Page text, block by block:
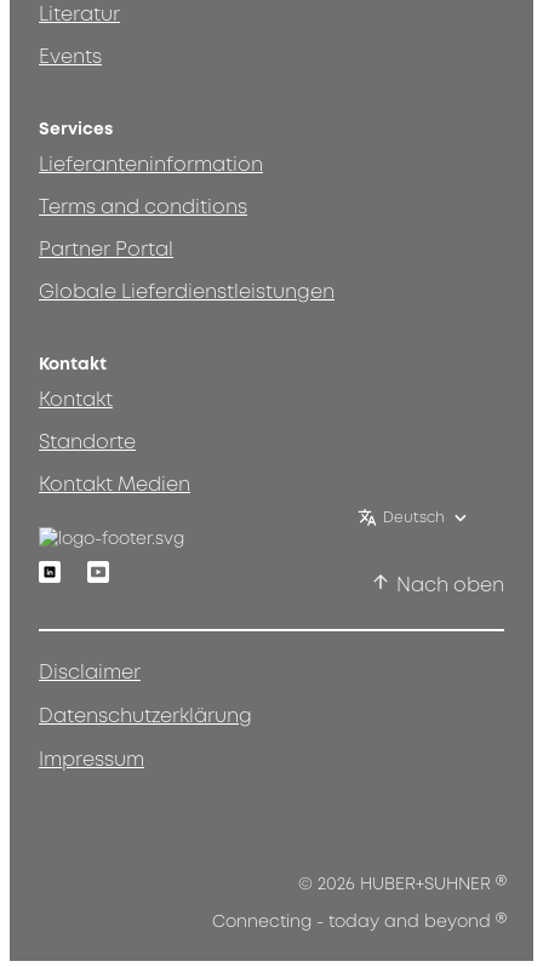
Literatur
Events
Services
Lieferanteninformation
Terms and conditions
Partner Portal
Globale Lieferdienstleistungen
Kontakt
Kontakt
Standorte
Kontakt Medien
Deutsch
LinkedinYoutube
Nach oben
Disclaimer
Datenschutzerklärung
Impressum
© 2026 HUBER+SUHNER ®
Connecting - today and beyond ®